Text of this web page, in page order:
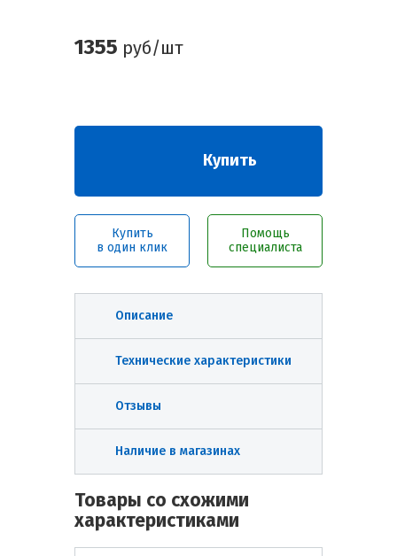
1355 руб/шт
Купить
Купить
в один клик
Помощь
специалиста
Описание
Технические характеристики
Отзывы
Наличие в магазинах
Товары со схожими
характеристиками